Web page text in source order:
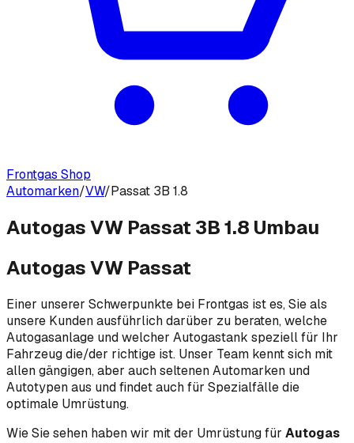
Frontgas Shop
Automarken/VW/Passat 3B 1.8
Autogas VW Passat 3B 1.8 Umbau
Autogas VW Passat
Einer unserer Schwerpunkte bei Frontgas ist es, Sie als
unsere Kunden ausführlich darüber zu beraten, welche
Autogasanlage und welcher Autogastank speziell für Ihr
Fahrzeug die/der richtige ist. Unser Team kennt sich mit
allen gängigen, aber auch seltenen Automarken und
Autotypen aus und findet auch für Spezialfälle die
optimale Umrüstung.
Wie Sie sehen haben wir mit der Umrüstung für Autogas